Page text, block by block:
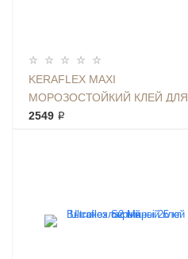
KERAFLEX MAXI
МОРОЗОСТОЙКИЙ КЛЕЙ ДЛЯ
ПЛИТКИ 25КГ СЕРЫЙ
2549 ₽